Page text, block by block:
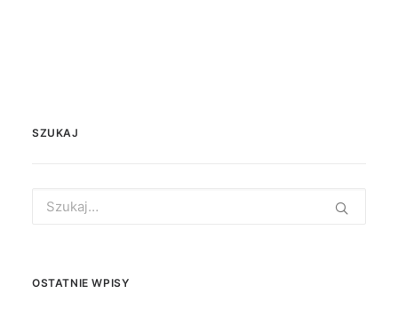
SZUKAJ
for:
OSTATNIE WPISY